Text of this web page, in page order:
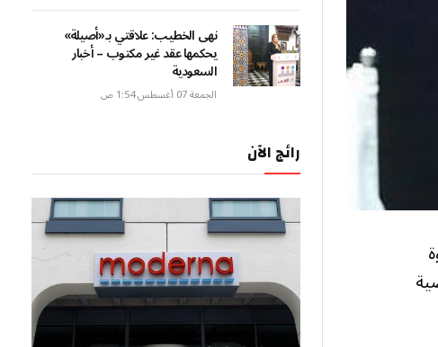
نهى الخطيب: علاقتي بـ«أصيلة»
يحكمها عقد غير مكتوب – أخبار
السعودية
الجمعة 07 أغسطس 1:54 ص
رائج الآن